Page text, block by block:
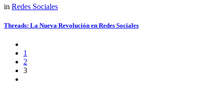
in Redes Sociales
Threads: La Nueva Revolución en Redes Sociales
1
2
3